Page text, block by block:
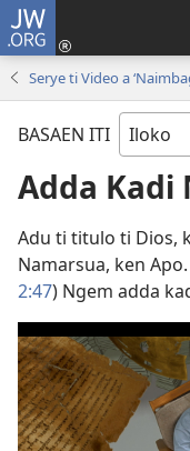
JW.ORG
Serye ti Video a
BASAEN ITI
Adda Kadi
Adu ti titulo ti Dios,
Namarsua, ken Apo.
2:47) Ngem adda